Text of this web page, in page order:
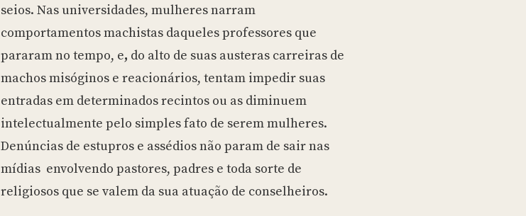
seios. Nas universidades, mulheres narram
comportamentos machistas daqueles professores que
pararam no tempo, e, do alto de suas austeras carreiras de
machos misóginos e reacionários, tentam impedir suas
entradas em determinados recintos ou as diminuem
intelectualmente pelo simples fato de serem mulheres.
Denúncias de estupros e assédios não param de sair nas
mídias envolvendo pastores, padres e toda sorte de
religiosos que se valem da sua atuação de conselheiros.